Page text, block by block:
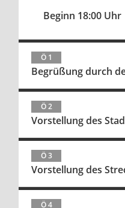
Beginn 18:00 Uhr
Ö 1
Begrüßung durch
Ö 2
Vorstellung des
Ö 3
Vorstellung des
Ö 4